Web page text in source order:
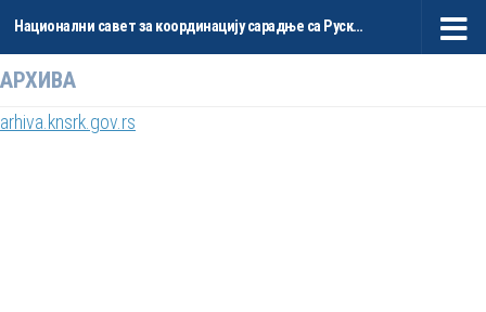
Skip to content Национални савет за координацију сарадње са Руском Федерацијом и НР Кином
АРХИВА
arhiva.knsrk.gov.rs